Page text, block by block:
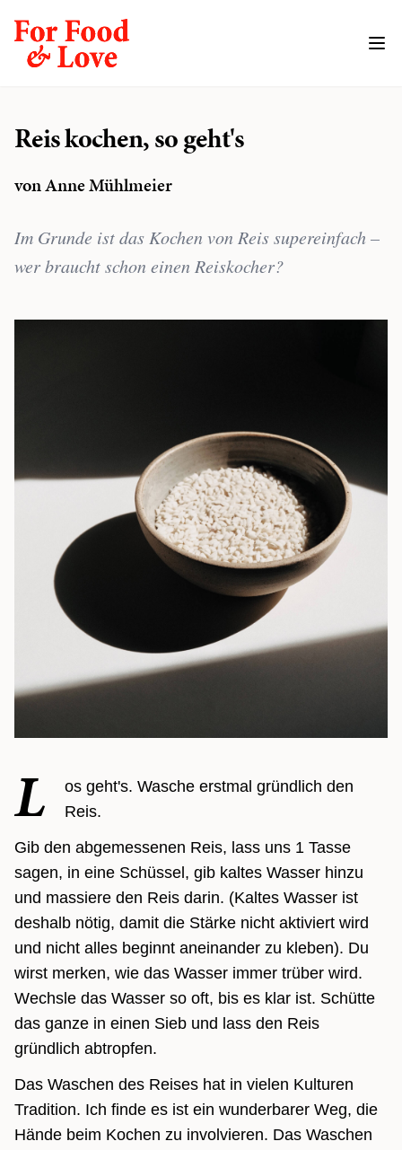
Reis kochen, so geht's
von Anne Mühlmeier
Im Grunde ist das Kochen von Reis supereinfach –
wer braucht schon einen Reiskocher?
L
os geht's. Wasche erstmal gründlich den
Reis.
Gib den abgemessenen Reis, lass uns 1 Tasse
sagen, in eine Schüssel, gib kaltes Wasser hinzu
und massiere den Reis darin. (Kaltes Wasser ist
deshalb nötig, damit die Stärke nicht aktiviert wird
und nicht alles beginnt aneinander zu kleben). Du
wirst merken, wie das Wasser immer trüber wird.
Wechsle das Wasser so oft, bis es klar ist. Schütte
das ganze in einen Sieb und lass den Reis
gründlich abtropfen.
Das Waschen des Reises hat in vielen Kulturen
Tradition. Ich finde es ist ein wunderbarer Weg, die
Hände beim Kochen zu involvieren. Das Waschen